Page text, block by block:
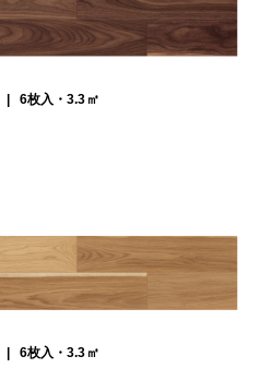
6枚入・3.3㎡
6枚入・3.3㎡